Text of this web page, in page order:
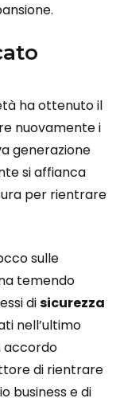
ha ottenuto il
nuovamente i
generazione
si affianca
per rientrare
sulle
temendo
disicurezza
nell’ultimo
accordo
di rientrare
business e di